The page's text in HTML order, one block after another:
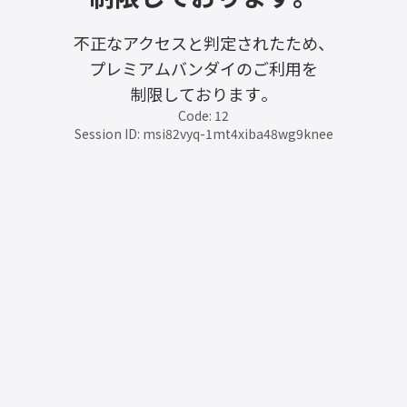
不正なアクセスと判定されたため、
プレミアムバンダイのご利用を
制限しております。
Code: 12
Session ID: msi82vyq-1mt4xiba48wg9knee